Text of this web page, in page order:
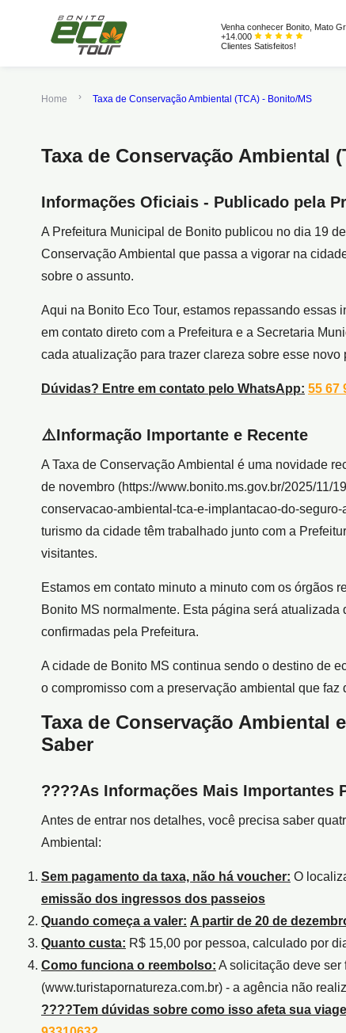
Venha conhecer Bonito, Mato
+14.000
Clientes Satisfeitos!
Home Taxa de Conservação Ambiental (TCA) - Bonito/MS
Taxa de Conservação Ambiental
Informações Oficiais - Publicado pela
A Prefeitura Municipal de Bonito publicou no dia 19
Conservação Ambiental que passa a vigorar na
sobre o assunto.
Aqui na Bonito Eco Tour, estamos repassando
em contato direto com a Prefeitura e a Secretaria
cada atualização para trazer clareza sobre esse novo
Dúvidas? Entre em contato pelo WhatsApp: 55 67
⚠️Informação Importante e Recente
A Taxa de Conservação Ambiental é uma novidade
de novembro (https://www.bonito.ms.gov.br/2025/11/
conservacao-ambiental-tca-e-implantacao-do-
turismo da cidade têm trabalhado junto com a
visitantes.
Estamos em contato minuto a minuto com os órgãos
Bonito MS normalmente. Esta página será
confirmadas pela Prefeitura.
A cidade de Bonito MS continua sendo o destino de
o compromisso com a preservação ambiental que
Taxa de Conservação Ambiental
Saber
????As Informações Mais Importantes
Antes de entrar nos detalhes, você precisa saber
Ambiental:
Sem pagamento da taxa, não há voucher: O
emissão dos ingressos dos passeios
Quando começa a valer: A partir de 20 de
Quanto custa: R$ 15,00 por pessoa, calculado por
Como funciona o reembolso: A solicitação deve ser
(www.turistapornatureza.com.br) - a agência não
????Tem dúvidas sobre como isso afeta sua